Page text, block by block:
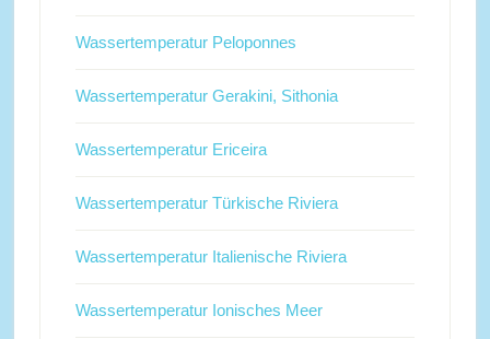
Wassertemperatur Peloponnes
Wassertemperatur Gerakini, Sithonia
Wassertemperatur Ericeira
Wassertemperatur Türkische Riviera
Wassertemperatur Italienische Riviera
Wassertemperatur Ionisches Meer